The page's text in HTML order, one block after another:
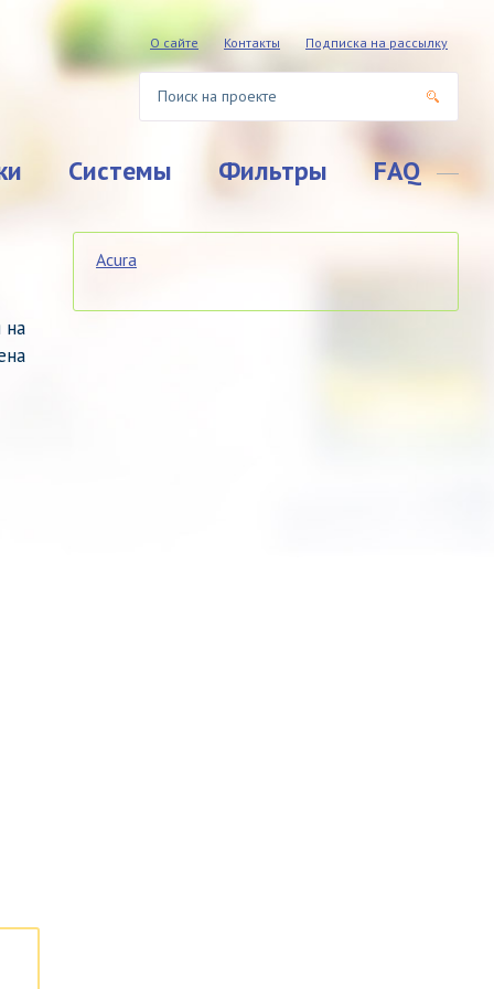
О сайте Контакты Подписка на рассылку
Системы Фильтры FAQ
на
Acura